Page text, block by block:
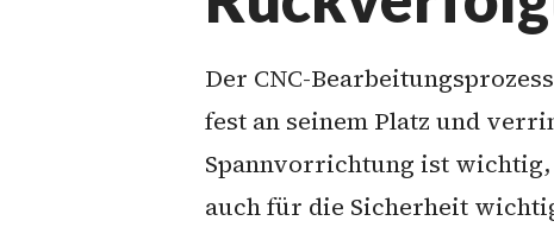
Der CNC-
fest an seinem Platz und
Spannvorrichtung ist wichtig,
auch für die Sicherheit